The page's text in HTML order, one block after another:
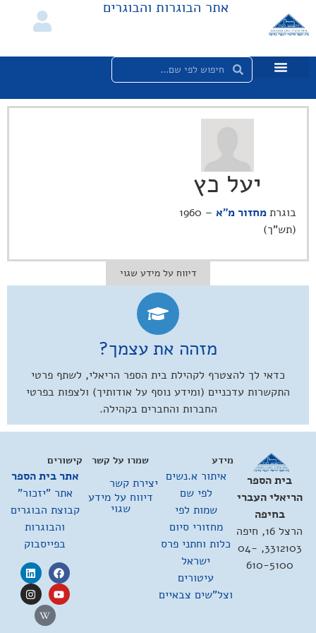
אתר הבוגרות והבוגרים
יעל כץ
בוגרתמחזור מ"א
– 1960
(תש"ך)
דיווח על מידע שגוי
מזהה את עצמך?
כדאי לך להצטרף לקהילת בית הספר הריאלי, לשתף פרטי
התקשרות עדכניים (ומידע נוסף על אודותיך) ולצפות בפרטי
החברות והחברים בקהילה.
בית הספר
הריאלי העברי
בחיפה
הרצל 16, חיפה
3312103, 04-
610-5100
מידע
איתור א.נשים
לפי שם
שמות לפי
מחזורי סיום
כלות וחתני פרס
ישראל
עיטורים
וצל"שים צבאיים
קישורים
אתר בית הספר
אתר "יזכור"
קבוצת הבוגרים
והבוגרות
בפייסבוק
שמרו על קשר
יצירת קשר
דיווח על מידע
שגוי